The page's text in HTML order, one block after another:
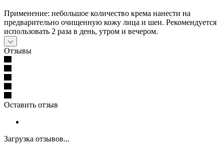
Применение: небольшое количество крема нанести на
предварительно очищенную кожу лица и шеи. Рекомендуется
использовать 2 раза в день, утром и вечером.
Отзывы
Оставить отзыв
Загрузка отзывов...